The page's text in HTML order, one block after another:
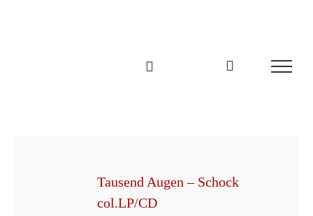
Tausend Augen – Schock
col.LP/CD